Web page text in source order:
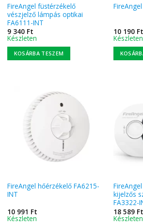
FireAngel füstérzékelő
vészjelző lámpás optikai
FA6111-INT
9 340 Ft
Készleten
KOSÁRBA TESZEM
10 190 Ft
Készleten
FireAngel hőérzékelő FA6215-
INT
10 991 Ft
Készleten
kijelzős
FA3322-
18 589 Ft
Készleten